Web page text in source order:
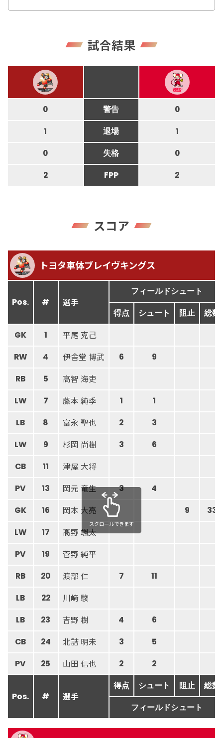
試合結果
0 警告 0
1 退場 1
0 失格 0
2 FPP 2
スコア
トヨタ車体ブレイヴキングス
Pos. # 選手
フィールドシュート
得点 シュート 阻止 総数
GK 1 平尾 克己
RW 4 伊舎堂 博武 6 9
RB 5 高智 海吏
LW 7 藤本 純季 1 1
LB 8 富永 聖也 2 3
LW 9 杉岡 尚樹 3 6
CB 11 津屋 大将
PV 13 岡元 竜生 3 4
GK 16 岡本 大亮 9 33
LW 17 髙野 颯太
PV 19 菅野 純平
RB 20 渡部 仁 7 11
LB 22 川﨑 駿
LB 23 吉野 樹 4 6
CB 24 北詰 明未 3 5
PV 25 山田 信也 2 2
Pos. # 選手
得点 シュート 阻止 総数
フィールドシュート
スクロールできます